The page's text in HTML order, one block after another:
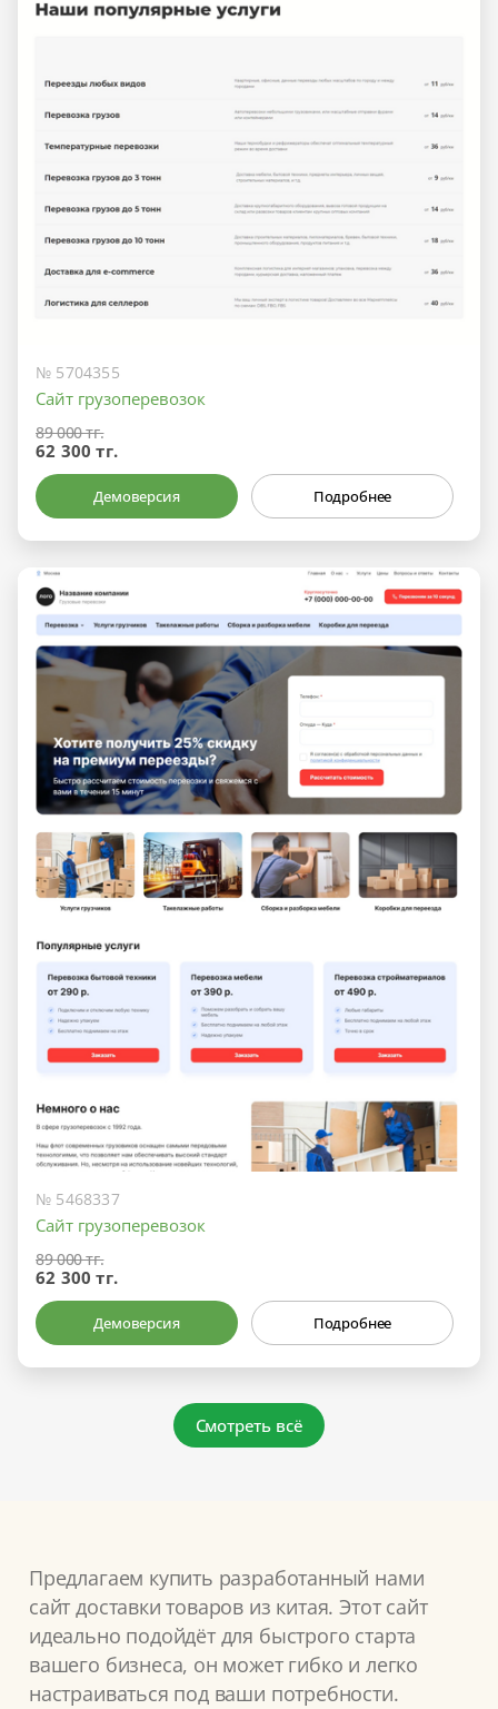
№ 5704355
Сайт грузоперевозок
89 000 тг.
62 300 тг.
Демоверсия Подробнее
№ 5468337
Сайт грузоперевозок
89 000 тг.
62 300 тг.
Демоверсия Подробнее
Смотреть всё
Предлагаем купить разработанный нами
сайт доставки товаров из китая. Этот сайт
идеально подойдёт для быстрого старта
вашего бизнеса, он может гибко и легко
настраиваться под ваши потребности.